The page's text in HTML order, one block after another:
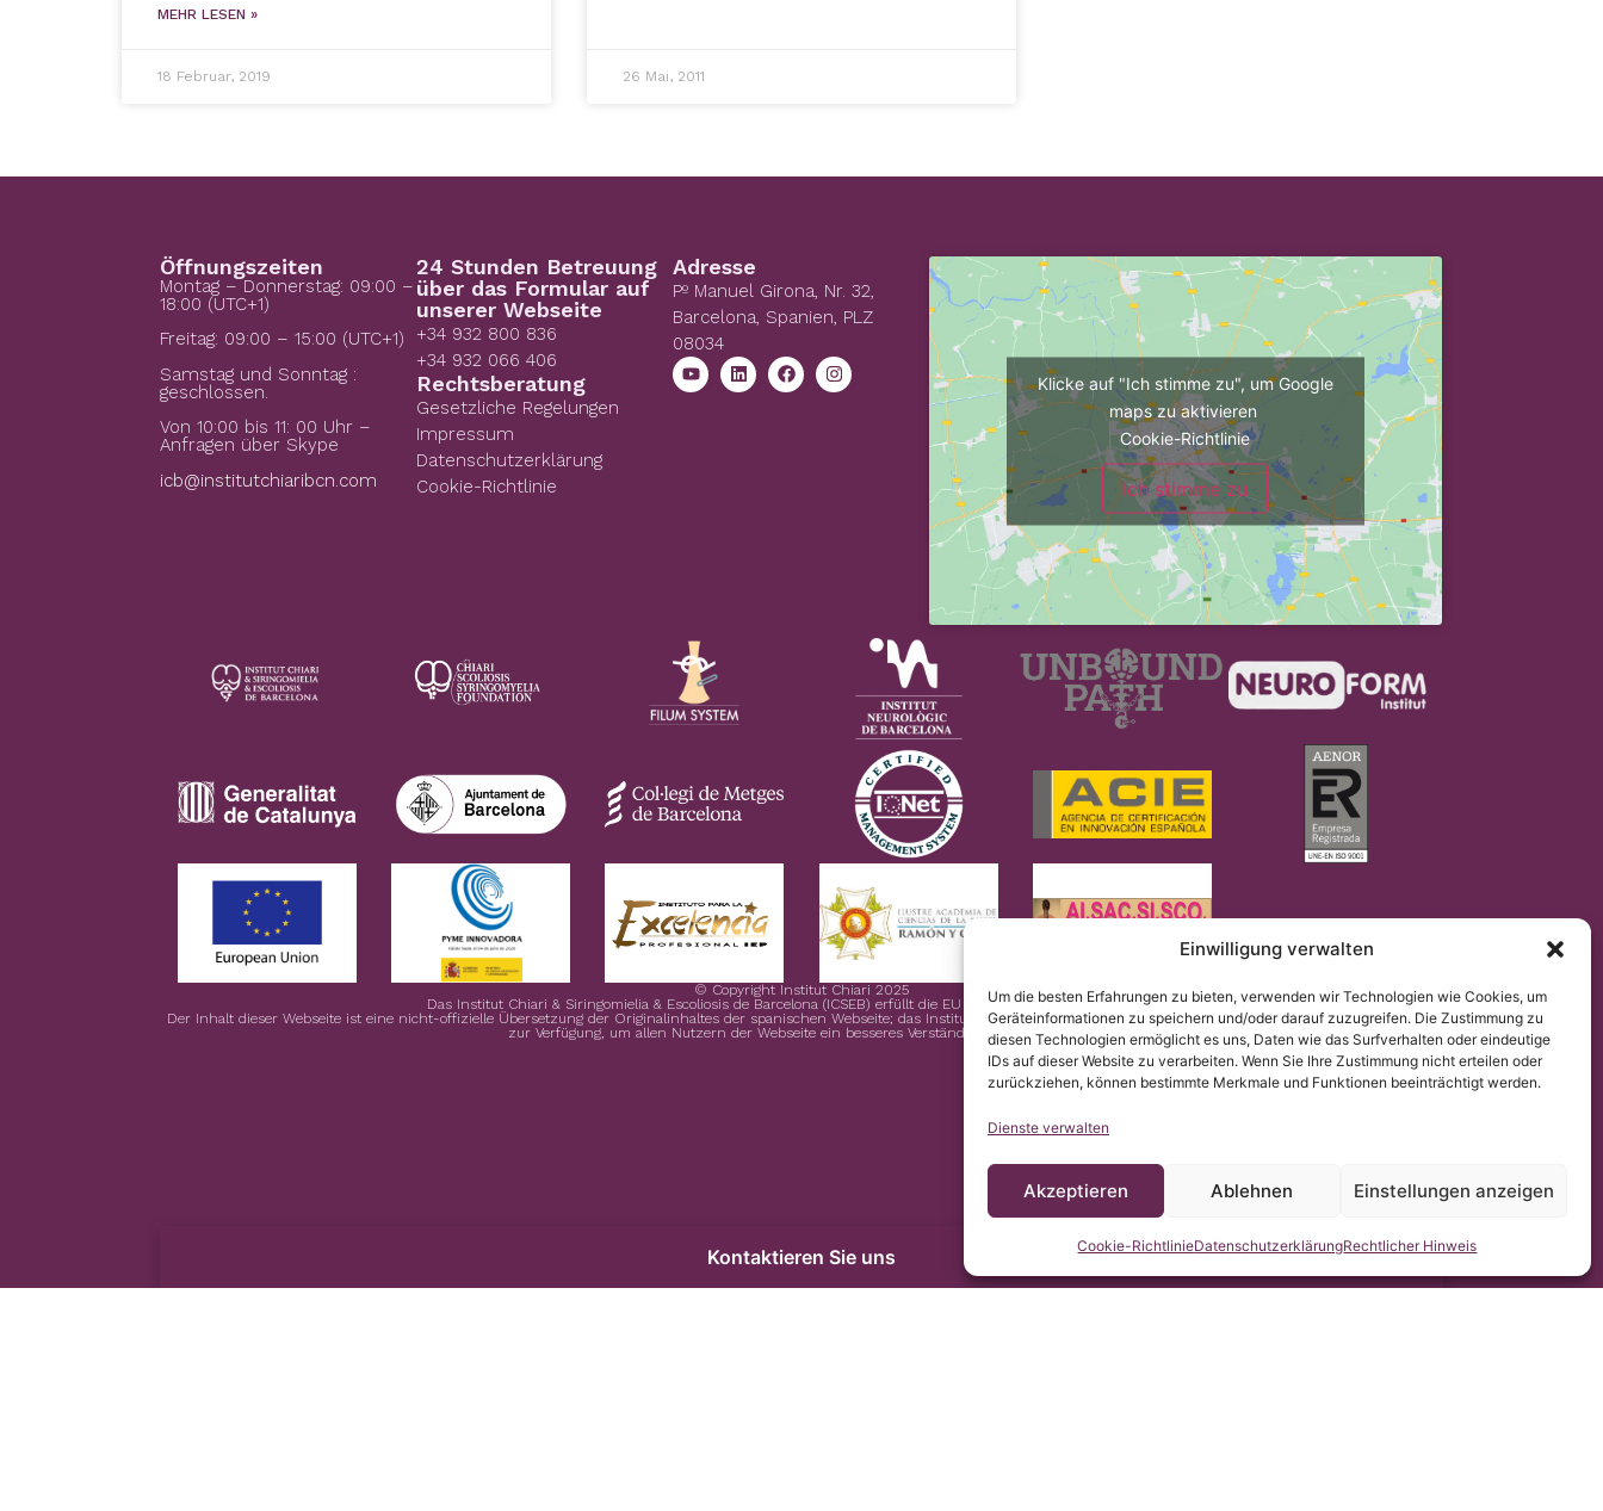
Einwilligung verwalten
Um die besten Erfahrungen zu bieten, verwenden wir Technologien wie Cookies, um
Geräteinformationen zu speichern und/oder darauf zuzugreifen. Die Zustimmung zu
diesen Technologien ermöglicht es uns, Daten wie das Surfverhalten oder eindeutige
IDs auf dieser Website zu verarbeiten. Wenn Sie Ihre Zustimmung nicht erteilen oder
zurückziehen, können bestimmte Merkmale und Funktionen beeinträchtigt werden.
Dienste verwalten
Akzeptieren Ablehnen Einstellungen anzeigen
Cookie-RichtlinieDatenschutzerklärungRechtlicher Hinweis
MEHR LESEN »
18 Februar, 2019 26 Mai, 2011
Öffnungszeiten
Montag – Donnerstag: 09:00 –
18:00 (UTC+1)
Freitag: 09:00 – 15:00 (UTC+1)
Samstag und Sonntag :
geschlossen.
Von 10:00 bis 11: 00 Uhr –
Anfragen über Skype
icb@institutchiaribcn.com
24 Stunden Betreuung
über das Formular auf
unserer Webseite
+34 932 800 836
+34 932 066 406
Rechtsberatung
Gesetzliche Regelungen
Impressum
Datenschutzerklärung
Cookie-Richtlinie
Adresse
Pº Manuel Girona, Nr. 32,
Barcelona, Spanien, PLZ
08034
Klicke auf "Ich stimme zu", um Google
maps zu aktivieren
Cookie-Richtlinie
Ich stimme zu
© Copyright Institut Chiari 2025
Das Institut Chiari & Siringomielia & Escoliosis de Barcelona (ICSEB) erfüllt die EU Verordnung 2016/679 (DSGVO).
Der Inhalt dieser Webseite ist eine nicht-offizielle Übersetzung der Originalinhaltes der spanischen Webseite; das Institut Chiari & Siringomielia & Escoliosis de Barcelona stellt die Übersetzung
zur Verfügung, um allen Nutzern der Webseite ein besseres Verständnis zu ermöglichen.
Kontaktieren Sie uns